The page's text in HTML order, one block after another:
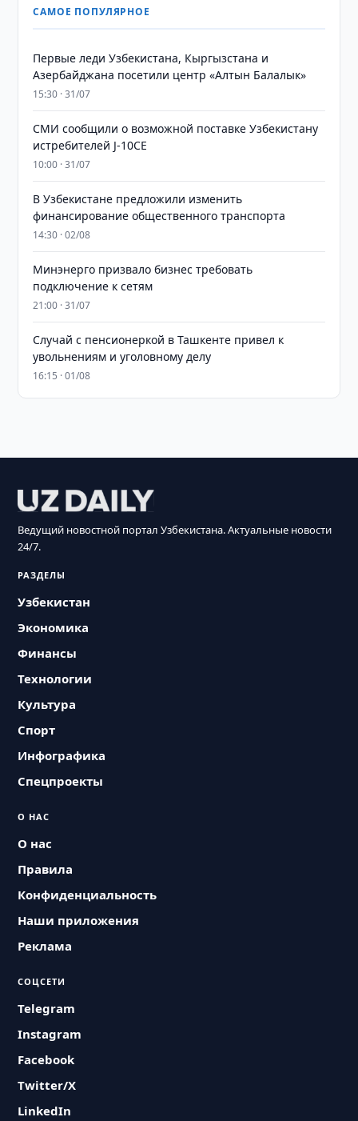
САМОЕ ПОПУЛЯРНОЕ
Первые леди Узбекистана, Кыргызстана и
Азербайджана посетили центр «Алтын Балалык»
15:30 · 31/07
СМИ сообщили о возможной поставке Узбекистану
истребителей J-10CE
10:00 · 31/07
В Узбекистане предложили изменить
финансирование общественного транспорта
14:30 · 02/08
Минэнерго призвало бизнес требовать
подключение к сетям
21:00 · 31/07
Случай с пенсионеркой в Ташкенте привел к
увольнениям и уголовному делу
16:15 · 01/08
Ведущий новостной портал Узбекистана. Актуальные новости
24/7.
РАЗДЕЛЫ
Узбекистан
Экономика
Финансы
Технологии
Культура
Спорт
Инфографика
Спецпроекты
О НАС
О нас
Правила
Конфиденциальность
Наши приложения
Реклама
СОЦСЕТИ
Telegram
Instagram
Facebook
Twitter/X
LinkedIn